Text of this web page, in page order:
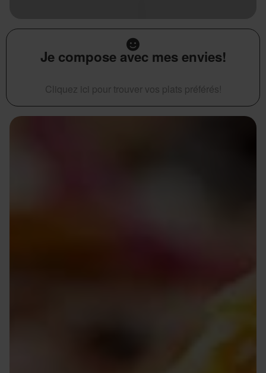
Je compose avec mes envies!
Cliquez ici pour trouver vos plats préférés!